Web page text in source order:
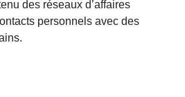
des réseaux d’affaires
personnels avec des